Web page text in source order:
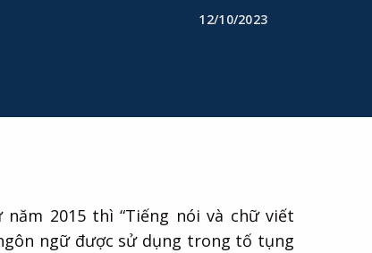
12/10/2023
2015 thì “Tiếng nói và chữ viết
ngữ được sử dụng trong tố tụng